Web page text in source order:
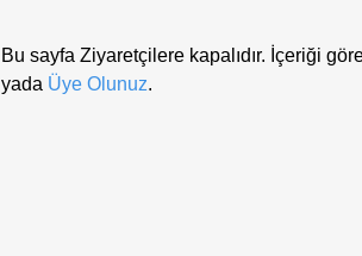
Bu sayfa Ziyaretçilere kapalıdır. İçeriği
yada Üye Olunuz.